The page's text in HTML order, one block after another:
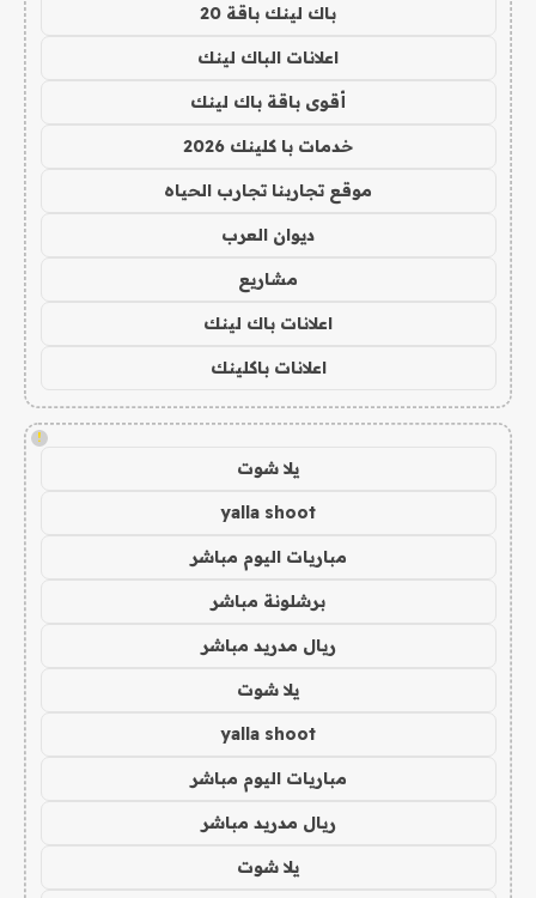
باك لينك باقة 20
اعلانات الباك لينك
أقوى باقة باك لينك
خدمات با كلينك 2026
موقع تجاربنا تجارب الحياه
ديوان العرب
مشاريع
اعلانات باك لينك
اعلانات باكلينك
!
يلا شوت
yalla shoot
مباريات اليوم مباشر
برشلونة مباشر
ريال مدريد مباشر
يلا شوت
yalla shoot
مباريات اليوم مباشر
ريال مدريد مباشر
يلا شوت